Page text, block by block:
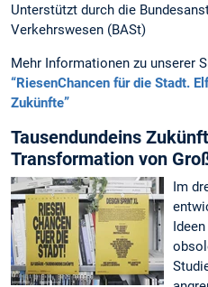
Unterstützt durch die
Verkehrswesen (BASt)
Mehr Informationen zu unserer
“RiesenChancen für die Stadt.
Zukünfte”
Tausendundeins
Transformation von
Im